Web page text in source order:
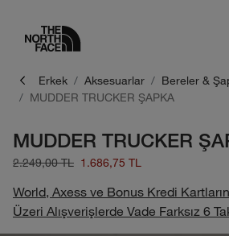
Erkek Aksesuarlar
Bereler &
MUDDER TRUCKER ŞAPKA
MUDDER TRUCKER
1.686,75 TL
2.249,00 TL
World, Axess ve Bonus Kredi
Üzeri Alışverişlerde Vade Farksız 6